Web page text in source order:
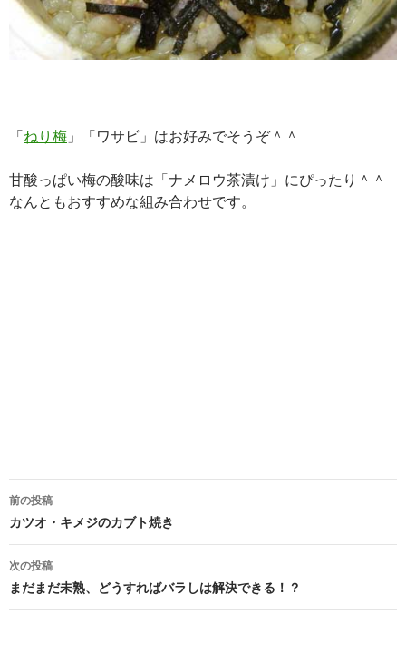
「ねり梅 」「ワサビ」はお好みでそうぞ＾＾
甘酸っぱい梅の酸味は「ナメロウ茶漬け」にぴったり＾＾
なんともおすすめな組み合わせです。
投
稿
ナ
ビ
ゲ
前の投稿
カツオ・キメジのカブト焼き
次の投稿
まだまだ未熟、どうすればバラしは解決できる！？